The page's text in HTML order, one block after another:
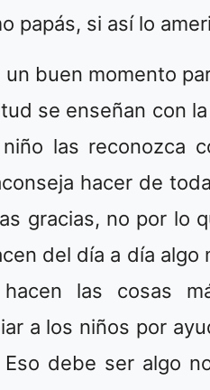
papás, si así lo
buen momento
se enseñan con
las reconozca
hacer de
gracias, no por lo
del día a día
las cosas
a los niños por
debe ser algo